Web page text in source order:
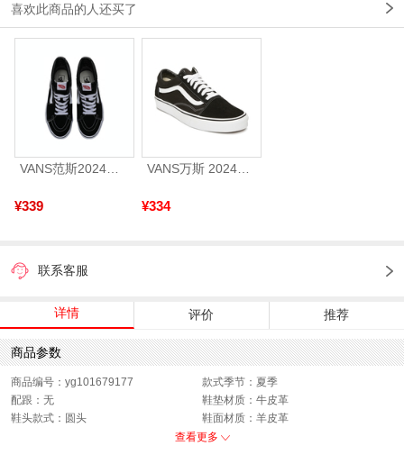
喜欢此商品的人还买了
VANS范斯2024中性SK8-HiCL帆布鞋/硫化鞋VN000D5IB8C
¥339 ¥334
联系客服
详情 评价 推荐
商品参数
商品编号：yg101679177
款式季节：夏季
配跟：无
鞋垫材质：牛皮革
鞋头款式：圆头
鞋面材质：羊皮革
参考鞋长(女)：24CM
查看更多